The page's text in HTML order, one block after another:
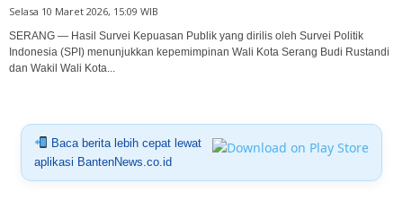
Selasa 10 Maret 2026, 15:09 WIB
SERANG — Hasil Survei Kepuasan Publik yang dirilis oleh Survei Politik
Indonesia (SPI) menunjukkan kepemimpinan Wali Kota Serang Budi Rustandi
dan Wakil Wali Kota...
Baca berita lebih cepat lewat
aplikasi BantenNews.co.id